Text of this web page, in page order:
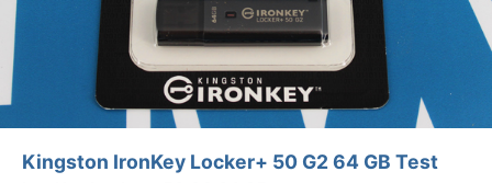
Kingston IronKey Locker+ 50 G2 64 GB Test